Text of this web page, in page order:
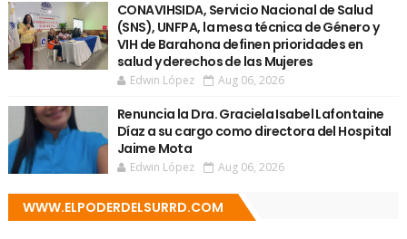
CONAVIHSIDA, Servicio Nacional de Salud
(SNS), UNFPA, la mesa técnica de Género y
VIH de Barahona definen prioridades en
salud y derechos de las Mujeres
Edwin López Aug 06, 2026
Renuncia la Dra. Graciela Isabel Lafontaine
Díaz a su cargo como directora del Hospital
Jaime Mota
Edwin López Aug 06, 2026
WWW.ELPODERDELSURRD.COM